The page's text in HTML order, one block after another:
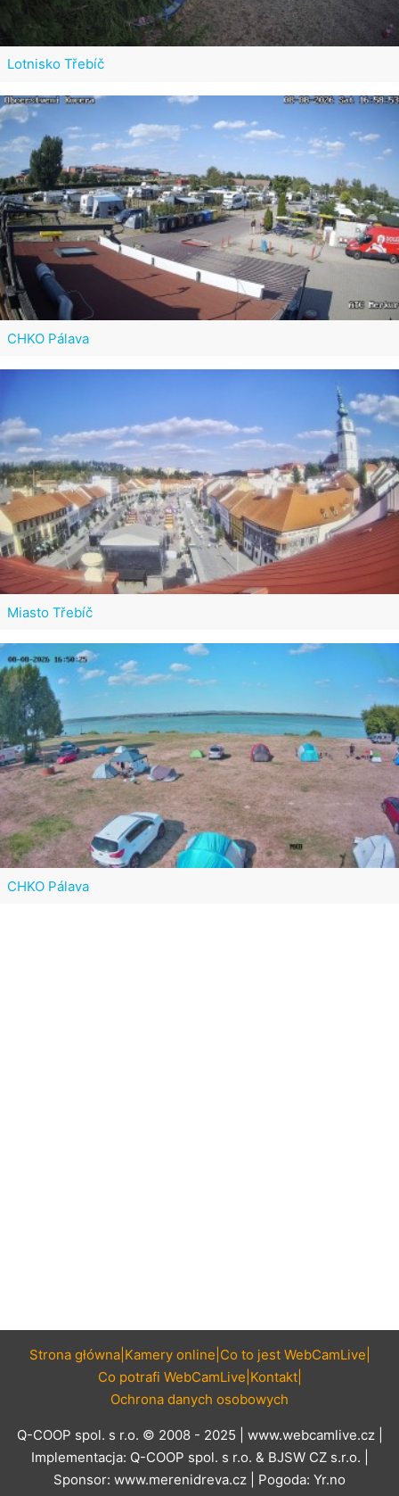
Lotnisko Třebíč
CHKO Pálava
Miasto Třebíč
CHKO Pálava
Strona główna Kamery online Co to jest WebCamLive
Co potrafi WebCamLive Kontakt
Ochrona danych osobowych
Q-COOP spol. s r.o. © 2008 - 2025 | www.webcamlive.cz|
Implementacja: Q-COOP spol. s r.o. & BJSW CZ s.r.o.
Sponsor: www.merenidreva.cz | Pogoda: Yr.no